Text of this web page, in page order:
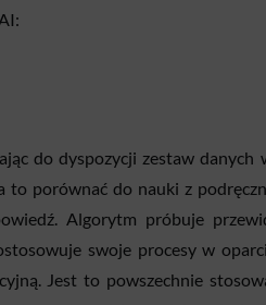
do dyspozycji zestaw danych
porównać do nauki z
Algorytm próbuje
swoje procesy w
Jest to powszechnie